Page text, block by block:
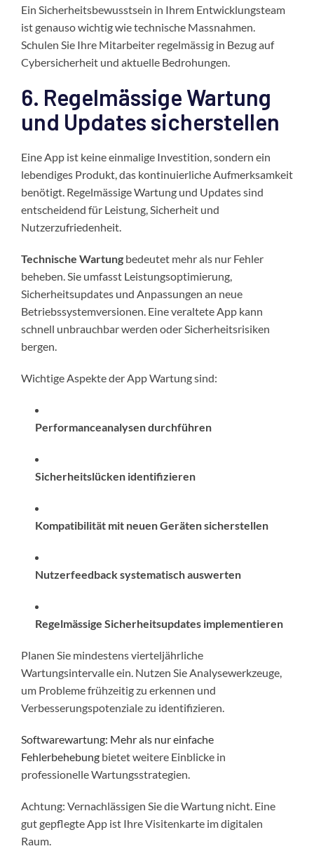
Ein Sicherheitsbewusstsein in Ihrem Entwicklungsteam
ist genauso wichtig wie technische Massnahmen.
Schulen Sie Ihre Mitarbeiter regelmässig in Bezug auf
Cybersicherheit und aktuelle Bedrohungen.
6. Regelmässige Wartung
und Updates sicherstellen
Eine App ist keine einmalige Investition, sondern ein
lebendiges Produkt, das kontinuierliche Aufmerksamkeit
benötigt. Regelmässige Wartung und Updates sind
entscheidend für Leistung, Sicherheit und
Nutzerzufriedenheit.
Technische Wartung bedeutet mehr als nur Fehler
beheben. Sie umfasst Leistungsoptimierung,
Sicherheitsupdates und Anpassungen an neue
Betriebssystemversionen. Eine veraltete App kann
schnell unbrauchbar werden oder Sicherheitsrisiken
bergen.
Wichtige Aspekte der App Wartung sind:
Performanceanalysen durchführen
Sicherheitslücken identifizieren
Kompatibilität mit neuen Geräten sicherstellen
Nutzerfeedback systematisch auswerten
Regelmässige Sicherheitsupdates implementieren
Planen Sie mindestens vierteljährliche
Wartungsintervalle ein. Nutzen Sie Analysewerkzeuge,
um Probleme frühzeitig zu erkennen und
Verbesserungspotenziale zu identifizieren.
Softwarewartung: Mehr als nur einfache
Fehlerbehebung bietet weitere Einblicke in
professionelle Wartungsstrategien.
Achtung: Vernachlässigen Sie die Wartung nicht. Eine
gut gepflegte App ist Ihre Visitenkarte im digitalen
Raum.